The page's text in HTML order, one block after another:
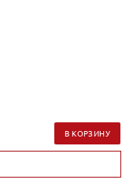
В КОРЗИНУ